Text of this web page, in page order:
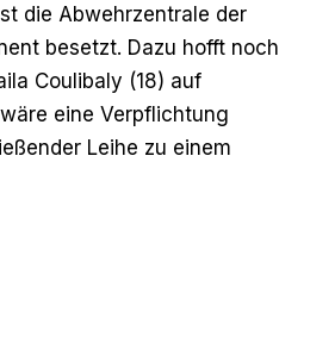
die Abwehrzentrale der
besetzt. Dazu hofft noch
Coulibaly (18) auf
eine Verpflichtung
Leihe zu einem